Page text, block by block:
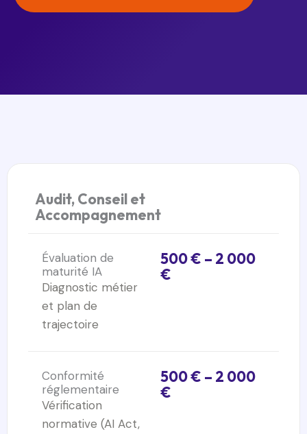
Audit, Conseil et
Accompagnement
Évaluation de
maturité IA
Diagnostic métier
et plan de
trajectoire
500 € – 2 000
€
Conformité
réglementaire
Vérification
normative (AI Act,
500 € – 2 000
€